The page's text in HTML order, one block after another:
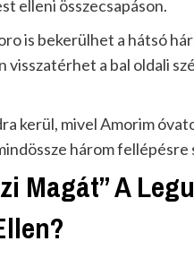
elleni összecsapáson.
is bekerülhet a hátsó
visszatérhet a bal oldali
kerül, mivel Amorim
három fellépésre
Magát” A